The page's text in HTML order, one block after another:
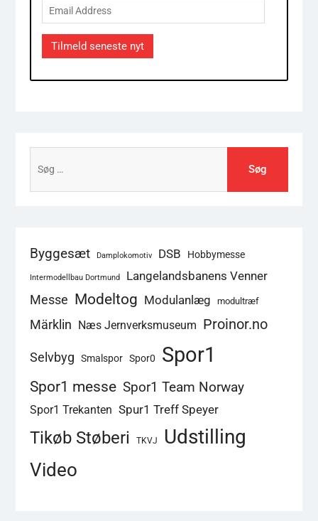
Email
Address
Tilmeld seneste nyt
efter:
Byggesæt Damplokomotiv DSB Hobbymesse
Intermodellbau Dortmund
Langelandsbanens Venner
Messe Modeltog Modulanlæg modultræf
Märklin Næs Jernverksmuseum Proinor.no
Selvbyg Smalspor Spor0 Spor1
Spor1 messe Spor1 Team Norway
Spor1 Trekanten Spur1 Treff Speyer
Tikøb Støberi TKVJ Udstilling
Video